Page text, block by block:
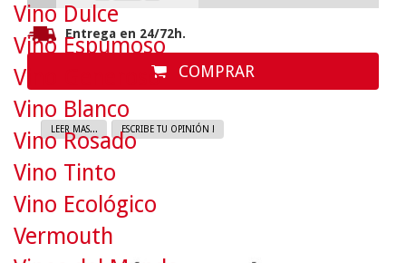
Entrega en 24/72h.
COMPRAR
LEER MAS... ESCRIBE TU OPINIÓN !
Vino Dulce
Vino Espumoso
Vino Generoso
Vino Blanco
Vino Rosado
Vino Tinto
Vino Ecológico
Vermouth